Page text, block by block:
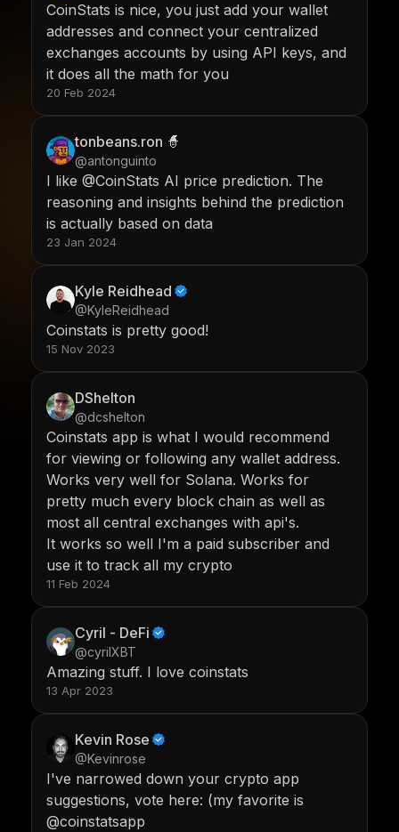
CoinStats is nice, you just add your wallet
addresses and connect your centralized
exchanges accounts by using API keys, and
it does all the math for you
20 Feb 2024
tonbeans.ron 🧙
@antonguinto
I like @CoinStats AI price prediction. The
reasoning and insights behind the prediction
is actually based on data
23 Jan 2024
Kyle Reidhead
@KyleReidhead
Coinstats is pretty good!
15 Nov 2023
DShelton
@dcshelton
Coinstats app is what I would recommend
for viewing or following any wallet address.
Works very well for Solana. Works for
pretty much every block chain as well as
most all central exchanges with api's.
It works so well I'm a paid subscriber and
use it to track all my crypto
11 Feb 2024
Cyril - DeFi
@cyrilXBT
Amazing stuff. I love coinstats
13 Apr 2023
Kevin Rose
@Kevinrose
I've narrowed down your crypto app
suggestions, vote here: (my favorite is
@coinstatsapp